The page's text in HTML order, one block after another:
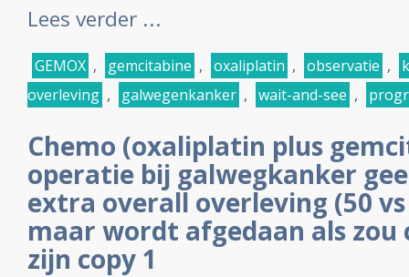
Lees verder ...
GEMOX , gemcitabine , oxaliplatin , observatie ,
overleving , galwegenkanker , wait-and-see ,
Chemo (oxaliplatin plus
operatie bij galwegkanker
extra overall overleving (50
maar wordt afgedaan als zou
zijn copy 1